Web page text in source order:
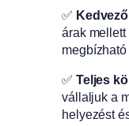
✅
árak
✅ Teljes
vállaljuk a
helyezést